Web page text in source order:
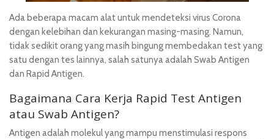
Ada beberapa macam alat untuk mendeteksi virus Corona
dengan kelebihan dan kekurangan masing-masing. Namun,
tidak sedikit orang yang masih bingung membedakan test yang
satu dengan tes lainnya, salah satunya adalah Swab Antigen
dan Rapid Antigen.
Bagaimana Cara Kerja Rapid Test Antigen
atau Swab Antigen?
Antigen adalah molekul yang mampu menstimulasi respons